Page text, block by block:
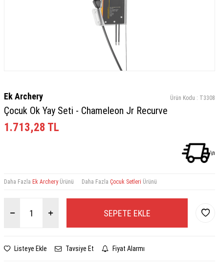
Ek Archery Ürün Kodu : T3308
Çocuk Ok Yay Seti - Chameleon Jr Recurve
1.713,28 TL
\n
Daha Fazla Ek ArcheryÜrünü Daha Fazla Çocuk Setleri Ürünü
SEPETE EKLE
Listeye Ekle Tavsiye Et Fiyat Alarmı